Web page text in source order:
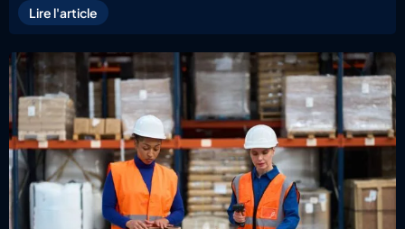
Lire l'article